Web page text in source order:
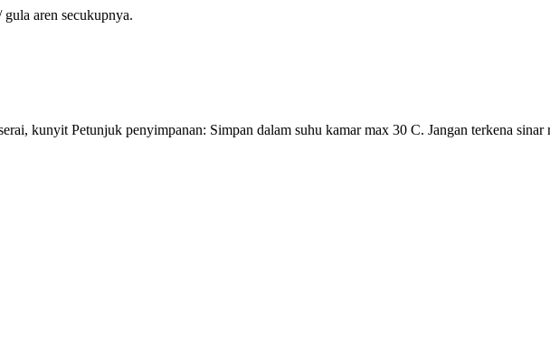
aren secukupnya.
kunyit Petunjuk penyimpanan: Simpan dalam suhu kamar max 30 C. Jangan terkena sinar